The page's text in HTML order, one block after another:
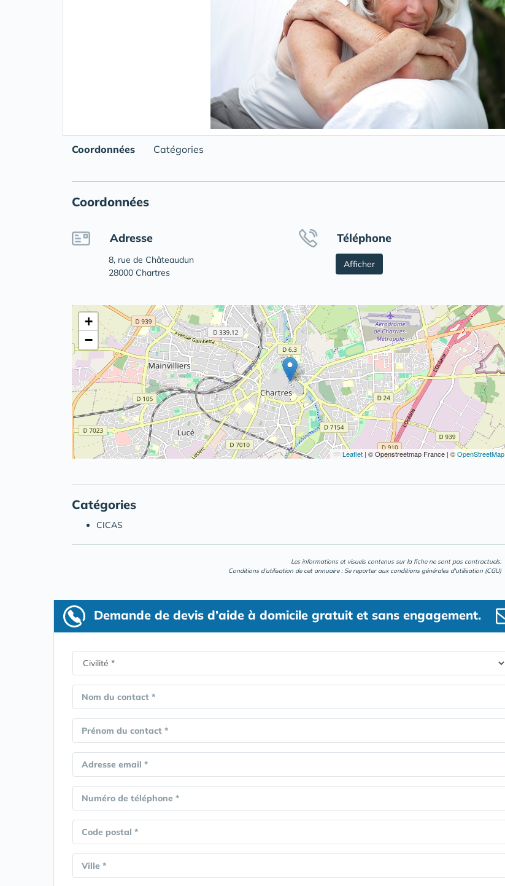
Coordonnées Catégories
Coordonnées
Adresse
8, rue de Châteaudun
28000 Chartres
Téléphone
Afficher
+
−
Leaflet | © Openstreetmap France | ©OpenStreetMap
Catégories
CICAS
Les informations et visuels contenus sur la fiche ne sont pas contractuels.
Conditions d'utilisation de cet annuaire : Se reporter aux conditions générales d'utilisation (CGU)
Demande de devis d’aide à domicile gratuit et sans engagement.
Nom du contact *
Prénom du contact *
Adresse email *
Numéro de téléphone *
Code postal *
Ville *